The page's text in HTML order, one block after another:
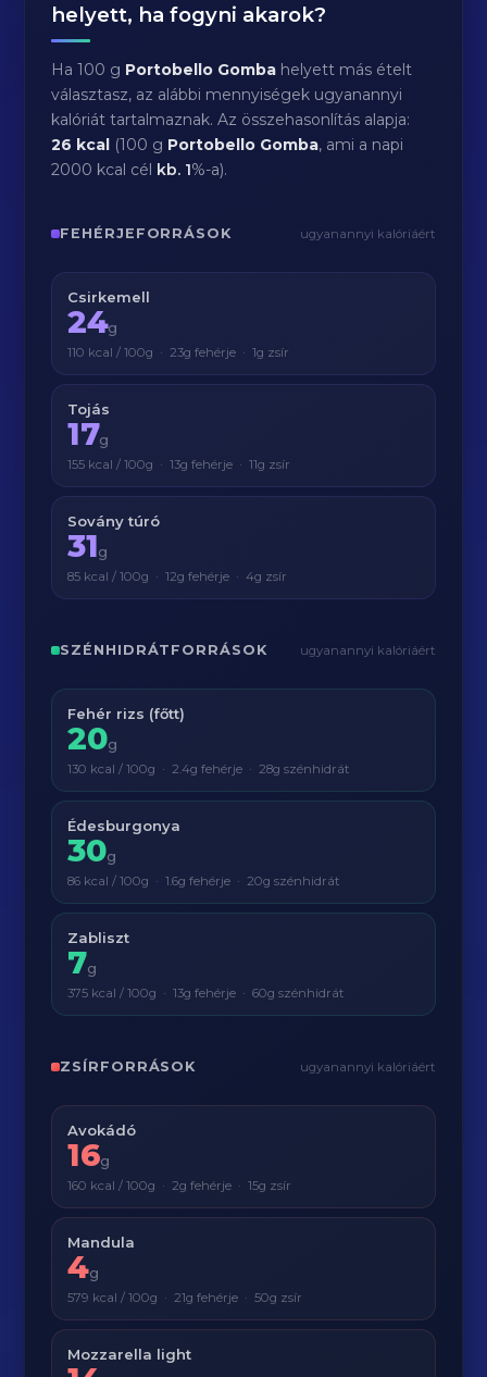
helyett, ha fogyni akarok?
Ha 100 g Portobello Gomba helyett más ételt
választasz, az alábbi mennyiségek ugyanannyi
kalóriát tartalmaznak. Az összehasonlítás alapja:
26 kcal (100 g Portobello Gomba, ami a napi
2000 kcal cél kb. 1%-a).
FEHÉRJEFORRÁSOK ugyanannyi kalóriáért
Csirkemell
24g
110 kcal / 100g · 23g fehérje · 1g zsír
Tojás
17g
155 kcal / 100g · 13g fehérje · 11g zsír
Sovány túró
31g
85 kcal / 100g · 12g fehérje · 4g zsír
SZÉNHIDRÁTFORRÁSOK ugyanannyi kalóriáért
Fehér rizs (főtt)
20g
130 kcal / 100g · 2.4g fehérje · 28g szénhidrát
Édesburgonya
30g
86 kcal / 100g · 1.6g fehérje · 20g szénhidrát
Zabliszt
7g
375 kcal / 100g · 13g fehérje · 60g szénhidrát
ZSÍRFORRÁSOK ugyanannyi kalóriáért
Avokádó
16g
160 kcal / 100g · 2g fehérje · 15g zsír
Mandula
4g
579 kcal / 100g · 21g fehérje · 50g zsír
Mozzarella light